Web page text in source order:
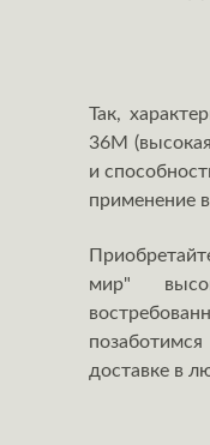
Так,
36М
и
применение
мир"
доставке в